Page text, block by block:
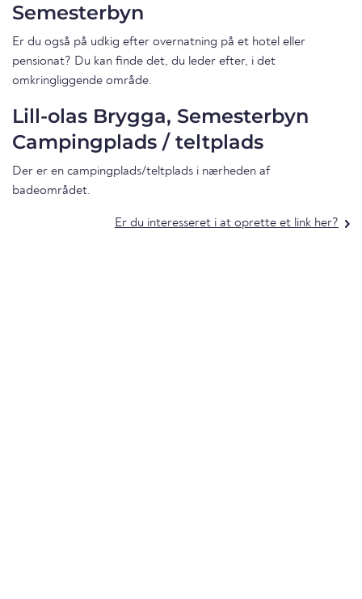
Semesterbyn
Er du også på udkig efter overnatning på et hotel eller
pensionat? Du kan finde det, du leder efter, i det
omkringliggende område.
Lill-olas Brygga, Semesterbyn
Campingplads / teltplads
Der er en campingplads/teltplads i nærheden af
badeområdet.
Er du interesseret i at oprette et link her?